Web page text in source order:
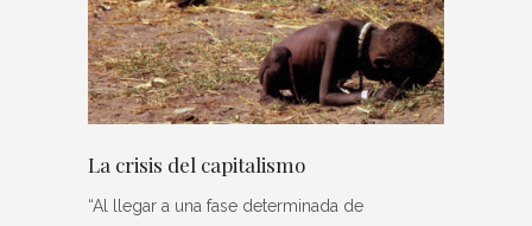
La crisis del capitalismo
“Al llegar a una fase determinada de